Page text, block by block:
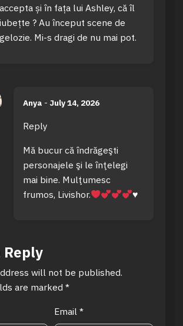
accepta și în fața lui Ashley, că îl
iubețte ? Au început scene de
gelozie. Mi-s dragi de nu mai pot.
Anya - July 14, 2026
Reply
Mă bucur că îndrăgeşti
personajele şi le înţelegi
mai bine. Mulţumesc
frumos, Livishor.
♥️
Reply
will not be published.
are marked *
Email *